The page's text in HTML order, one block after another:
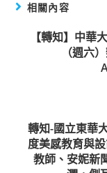
相關內容
【轉知】中華
（週六
轉知-國立東華
度美感教育與
教師、安妮新